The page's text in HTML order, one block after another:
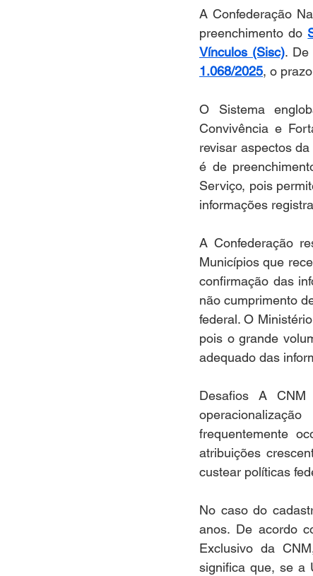
A Confederação
preenchimento do
Vínculos (Sisc). De
1.068/2025, o
O Sistema
Convivência e
revisar aspectos
é de
Serviço, pois
informações
A Confederação
Municípios que
confirmação das
não cumprimento
federal. O
pois o grande
adequado das
Desafios A
frequentemente
atribuições
custear políticas
No caso do
anos. De acordo
Exclusivo da
significa que, se a